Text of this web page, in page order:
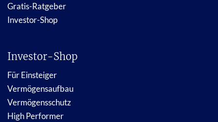
Gratis-Ratgeber
Investor-Shop
Investor-Shop
Für Einsteiger
Vermögensaufbau
Vermögensschutz
High Performer